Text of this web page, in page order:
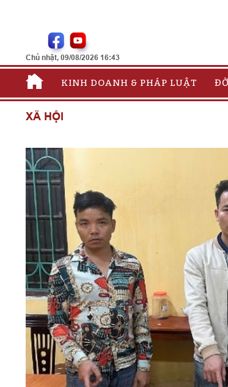
Chủ nhật, 09/08/2026 16:43
KINH DOANH & PHÁP LUẬT
XÃ HỘI